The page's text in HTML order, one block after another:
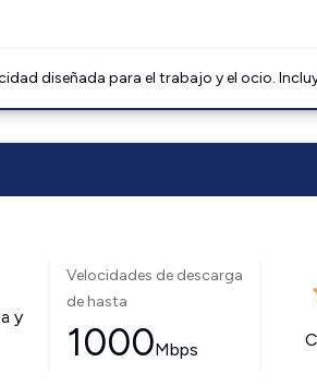
diseñada para el trabajo y el ocio.
y
Velocidades de descarga
de hasta
1000Mbps